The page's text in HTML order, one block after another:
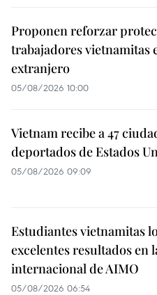
Proponen reforzar
trabajadores vietnamitas
extranjero
05/08/2026 10:00
Vietnam recibe a 47
deportados de Estados
05/08/2026 09:09
Estudiantes vietnamitas
excelentes resultados en
internacional de AIMO
05/08/2026 06:54